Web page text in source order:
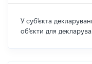
У суб'єкта
об'єкти для